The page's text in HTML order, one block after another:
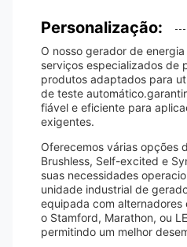
Personalização:
O nosso gerador de
serviços especializados de
produtos adaptados para
de teste
fiável e eficiente para
exigentes.
Oferecemos várias opções
Brushless, Self-excited e
suas necessidades
unidade industrial de
equipada com
o Stamford, Marathon, ou
permitindo um melhor